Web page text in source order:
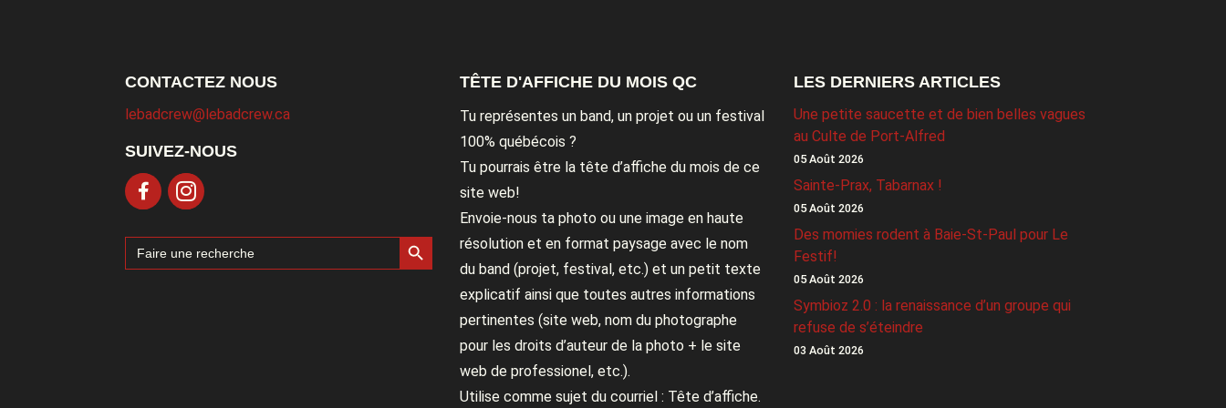
CONTACTEZ NOUS
lebadcrew@lebadcrew.ca
SUIVEZ-NOUS
Search
for:
Search Button
TÊTE D'AFFICHE DU MOIS QC
Tu représentes un band, un projet ou un festival
100% québécois ?
Tu pourrais être la tête d’affiche du mois de ce
site web!
Envoie-nous ta photo ou une image en haute
résolution et en format paysage avec le nom
du band (projet, festival, etc.) et un petit texte
explicatif ainsi que toutes autres informations
pertinentes (site web, nom du photographe
pour les droits d’auteur de la photo + le site
web de professionel, etc.).
Utilise comme sujet du courriel : Tête d’affiche.
LES DERNIERS ARTICLES
Une petite saucette et de bien belles vagues
au Culte de Port-Alfred
05 Août 2026
Sainte-Prax, Tabarnax !
05 Août 2026
Des momies rodent à Baie-St-Paul pour Le
Festif!
05 Août 2026
Symbioz 2.0 : la renaissance d’un groupe qui
refuse de s’éteindre
03 Août 2026